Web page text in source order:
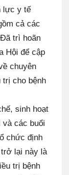
lực y tế
cả các
trì hoãn
Hội để cập
chuyên
trị cho bệnh
sinh hoạt
các buổi
chức định
lại này là
trị bệnh